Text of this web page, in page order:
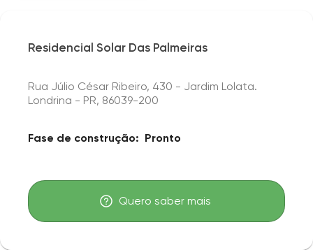
Residencial Solar Das Palmeiras
Rua Júlio César Ribeiro, 430 - Jardim Lolata.
Londrina - PR, 86039-200
Fase de construção: Pronto
Quero saber mais